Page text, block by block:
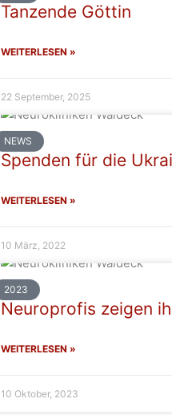
Tanzende Göttin
WEITERLESEN »
22 September, 2025
NEWS
Spenden für die
WEITERLESEN »
10 März, 2022
2023
Neuroprofis zeigen
WEITERLESEN »
10 Oktober, 2023